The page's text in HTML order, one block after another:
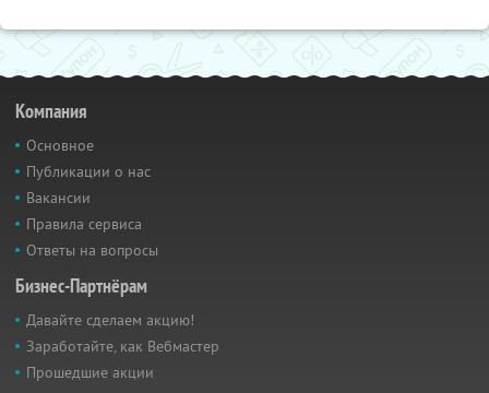
Компания
Основное
Публикации о нас
Вакансии
Правила сервиса
Ответы на вопросы
Бизнес-Партнёрам
Давайте сделаем акцию!
Заработайте, как Вебмастер
Прошедшие акции